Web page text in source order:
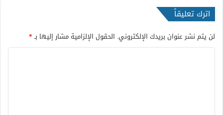
ق
ل
ب
اترك تعليقاً
لن يتم نشر عنوان بريدك الإلكتروني. الحقول الإلزامية مشار إليها بـ*